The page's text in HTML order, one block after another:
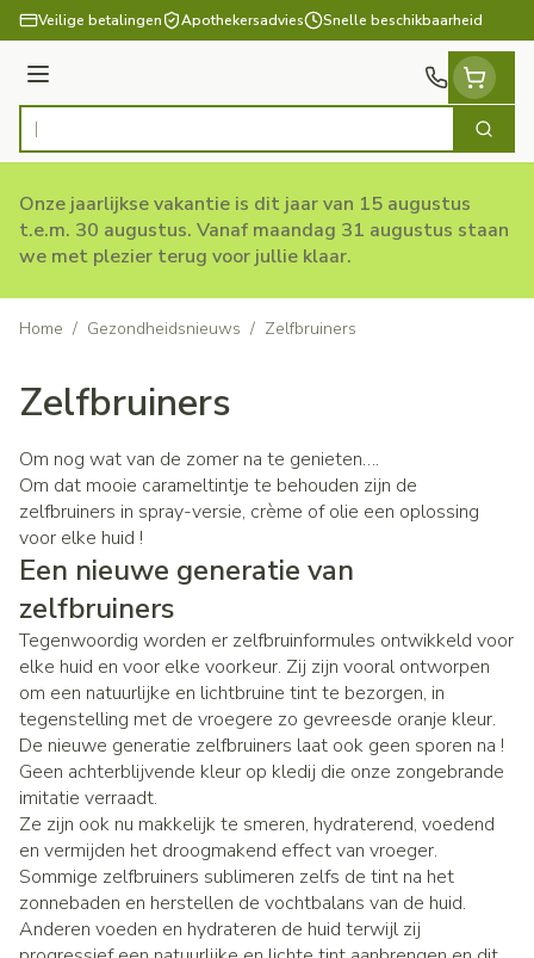
Ga naar de inhoud
Veilige betalingen Apothekersadvies Snelle beschikbaarheid
Menu
Product, merk, categorie... Zoek
Onze jaarlijkse vakantie is dit jaar van 15 augustus
t.e.m. 30 augustus. Vanaf maandag 31 augustus staan
we met plezier terug voor jullie klaar.
Home / Gezondheidsnieuws / Zelfbruiners
Zelfbruiners
Om nog wat van de zomer na te genieten….
Om dat mooie carameltintje te behouden zijn de
zelfbruiners in spray-versie, crème of olie een oplossing
voor elke huid !
Een nieuwe generatie van
zelfbruiners
Tegenwoordig worden er zelfbruinformules ontwikkeld voor
elke huid en voor elke voorkeur. Zij zijn vooral ontworpen
om een natuurlijke en lichtbruine tint te bezorgen, in
tegenstelling met de vroegere zo gevreesde oranje kleur.
De nieuwe generatie zelfbruiners laat ook geen sporen na !
Geen achterblijvende kleur op kledij die onze zongebrande
imitatie verraadt.
Ze zijn ook nu makkelijk te smeren, hydraterend, voedend
en vermijden het droogmakend effect van vroeger.
Sommige zelfbruiners sublimeren zelfs de tint na het
zonnebaden en herstellen de vochtbalans van de huid.
Anderen voeden en hydrateren de huid terwijl zij